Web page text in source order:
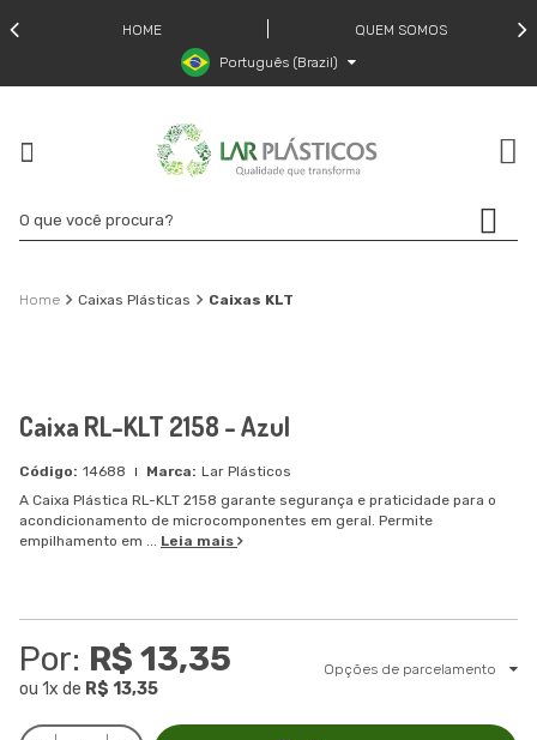
HOME
QUEM SOMOS
Português (Brazil)
Caixas Plásticas Caixas KLT
Caixa RL-KLT 2158 - Azul
14688
Lar Plásticos
A Caixa Plástica RL-KLT 2158 garante segurança e praticidade para o
acondicionamento de microcomponentes em geral. Permite
empilhamento em ... Leia mais
Por: R$ 13,35
ou 1x de R$ 13,35
Opções de parcelamento